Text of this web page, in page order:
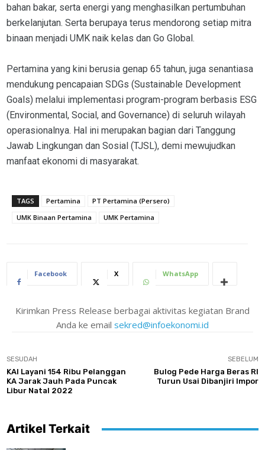
bahan bakar, serta energi yang menghasilkan pertumbuhan
berkelanjutan. Serta berupaya terus mendorong setiap mitra
binaan menjadi UMK naik kelas dan Go Global.
Pertamina yang kini berusia genap 65 tahun, juga senantiasa
mendukung pencapaian SDGs (Sustainable Development
Goals) melalui implementasi program-program berbasis ESG
(Environmental, Social, and Governance) di seluruh wilayah
operasionalnya. Hal ini merupakan bagian dari Tanggung
Jawab Lingkungan dan Sosial (TJSL), demi mewujudkan
manfaat ekonomi di masyarakat.
TAGS Pertamina
PT Pertamina (Persero)
UMK Binaan Pertamina
UMK Pertamina
Facebook X WhatsApp
Kirimkan Press Release berbagai aktivitas kegiatan Brand
Anda ke email sekred@infoekonomi.id
SESUDAH
KAI Layani 154 Ribu Pelanggan
KA Jarak Jauh Pada Puncak
Libur Natal 2022
SEBELUM
Bulog Pede Harga Beras RI
Turun Usai Dibanjiri Impor
Artikel Terkait